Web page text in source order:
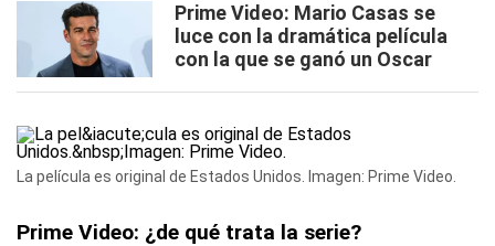
Prime Video: Mario Casas se
luce con la dramática película
con la que se ganó un Oscar
La película es original de Estados Unidos. Imagen: Prime Video.
Prime Video: ¿de qué trata la serie?